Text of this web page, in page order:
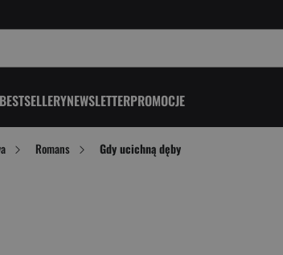
NEWSLETTERPROMOCJE
Romans Gdy ucichną dęby